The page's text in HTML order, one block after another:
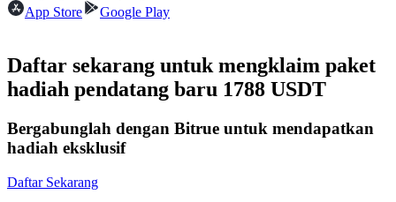
USDC Berjangka
App Store
Google Play
Daftar sekarang untuk mengklaim paket
hadiah pendatang baru 1788 USDT
Bergabunglah dengan Bitrue untuk mendapatkan
hadiah eksklusif
Daftar Sekarang